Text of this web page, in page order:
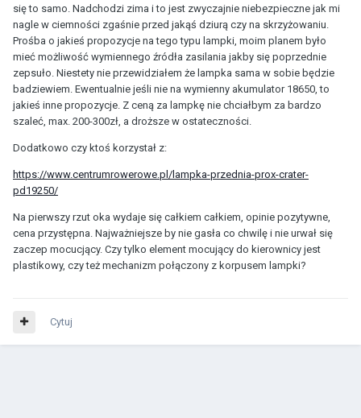
się to samo. Nadchodzi zima i to jest zwyczajnie niebezpieczne jak mi
nagle w ciemności zgaśnie przed jakąś dziurą czy na skrzyżowaniu.
Prośba o jakieś propozycje na tego typu lampki, moim planem było
mieć możliwość wymiennego źródła zasilania jakby się poprzednie
zepsuło. Niestety nie przewidziałem że lampka sama w sobie będzie
badziewiem. Ewentualnie jeśli nie na wymienny akumulator 18650, to
jakieś inne propozycje. Z ceną za lampkę nie chciałbym za bardzo
szaleć, max. 200-300zł, a droższe w ostateczności.
Dodatkowo czy ktoś korzystał z:
https://www.centrumrowerowe.pl/lampka-przednia-prox-crater-
pd19250/
Na pierwszy rzut oka wydaje się całkiem całkiem, opinie pozytywne,
cena przystępna. Najważniejsze by nie gasła co chwilę i nie urwał się
zaczep mocucjący. Czy tylko element mocujący do kierownicy jest
plastikowy, czy też mechanizm połączony z korpusem lampki?
Cytuj